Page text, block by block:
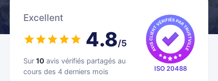
Excellent
4.8/5
Sur 10 avis vérifiés partagés au
cours des 4 derniers mois
ISO 20488